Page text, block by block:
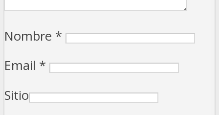
Nombre *
Email *
Sitio